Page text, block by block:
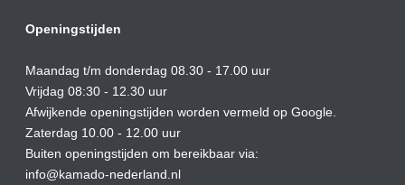
Openingstijden
Maandag t/m donderdag 08.30 - 17.00 uur
Vrijdag 08:30 - 12.30 uur
Afwijkende openingstijden worden vermeld op Google.
Zaterdag 10.00 - 12.00 uur
Buiten openingstijden om bereikbaar via:
info@kamado-nederland.nl